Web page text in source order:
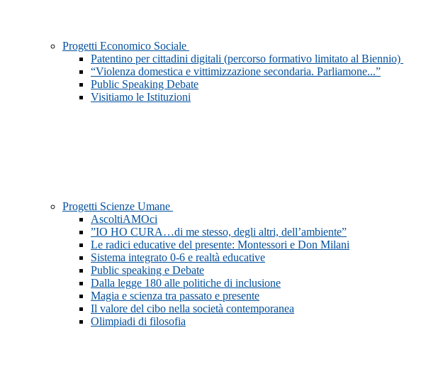
Progetti Economico Sociale
Patentino per cittadini digitali (percorso formativo limitato al Biennio)
“Violenza domestica e vittimizzazione secondaria. Parliamone...”
Public Speaking Debate
Visitiamo le Istituzioni
Progetti Scienze Umane
AscoltiAMOci
”IO HO CURA…di me stesso, degli altri, dell’ambiente”
Le radici educative del presente: Montessori e Don Milani
Sistema integrato 0-6 e realtà educative
Public speaking e Debate
Dalla legge 180 alle politiche di inclusione
Magia e scienza tra passato e presente
Il valore del cibo nella società contemporanea
Olimpiadi di filosofia